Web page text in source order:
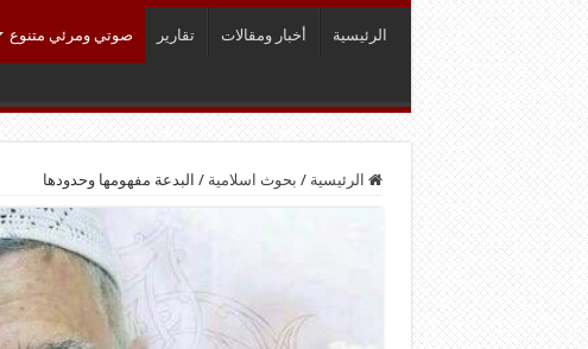
الرئيسية أخبار ومقالات تقارير صوتي ومرئي متنوع
الرئيسية / بحوث اسلامية / البدعة مفهومها وحدودها